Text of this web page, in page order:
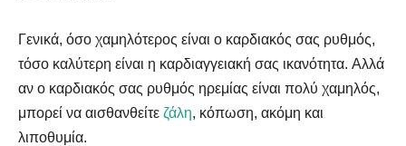
Γενικά, όσο χαμηλότερος είναι ο καρδιακός σας ρυθμός,
τόσο καλύτερη είναι η καρδιαγγειακή σας ικανότητα. Αλλά
αν ο καρδιακός σας ρυθμός ηρεμίας είναι πολύ χαμηλός,
μπορεί να αισθανθείτε ζάλη, κόπωση, ακόμη και
λιποθυμία.